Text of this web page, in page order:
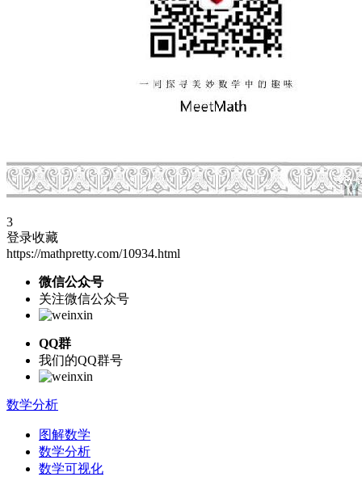
3
登录收藏
https://mathpretty.com/10934.html
微信公众号
关注微信公众号
QQ群
我们的QQ群号
数学分析
图解数学
数学分析
数学可视化